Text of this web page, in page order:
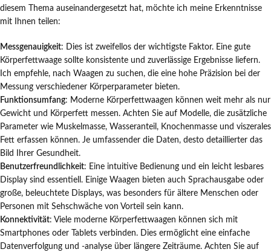
diesem Thema auseinandergesetzt hat, möchte ich meine Erkenntnisse
mit Ihnen teilen:
Messgenauigkeit: Dies ist zweifellos der wichtigste Faktor. Eine gute
Körperfettwaage sollte konsistente und zuverlässige Ergebnisse liefern.
Ich empfehle, nach Waagen zu suchen, die eine hohe Präzision bei der
Messung verschiedener Körperparameter bieten.
Funktionsumfang: Moderne Körperfettwaagen können weit mehr als nur
Gewicht und Körperfett messen. Achten Sie auf Modelle, die zusätzliche
Parameter wie Muskelmasse, Wasseranteil, Knochenmasse und viszerales
Fett erfassen können. Je umfassender die Daten, desto detaillierter das
Bild Ihrer Gesundheit.
Benutzerfreundlichkeit: Eine intuitive Bedienung und ein leicht lesbares
Display sind essentiell. Einige Waagen bieten auch Sprachausgabe oder
große, beleuchtete Displays, was besonders für ältere Menschen oder
Personen mit Sehschwäche von Vorteil sein kann.
Konnektivität: Viele moderne Körperfettwaagen können sich mit
Smartphones oder Tablets verbinden. Dies ermöglicht eine einfache
Datenverfolgung und -analyse über längere Zeiträume. Achten Sie auf